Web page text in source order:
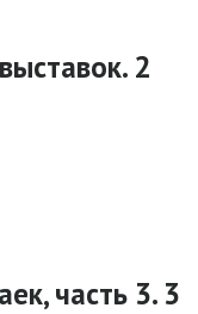
2
часть 3. 3